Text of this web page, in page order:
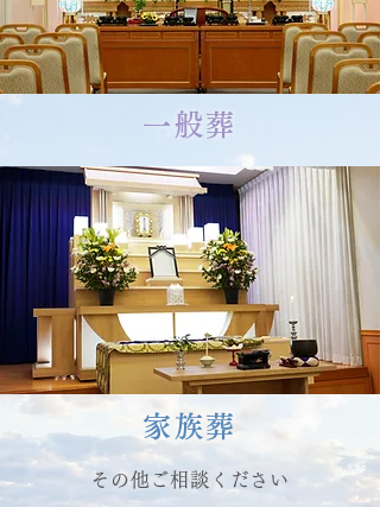
一般葬
家族葬
その他ご相談ください